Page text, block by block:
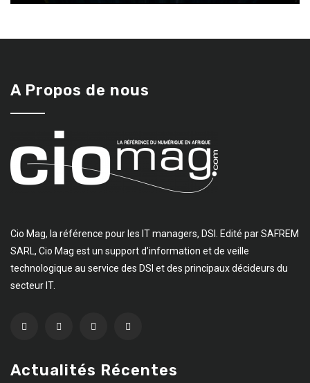
A Propos de nous
Cio Mag, la référence pour les IT managers, DSI. Edité par SAFREM
SARL, Cio Mag est un support d’information et de veille
technologique au service des DSI et des principaux décideurs du
secteur IT.
Actualités Récentes